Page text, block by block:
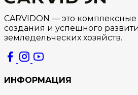
CARVIDON — это
создания и успешного
земледельческих хозяйств.
ИНФОРМАЦИЯ